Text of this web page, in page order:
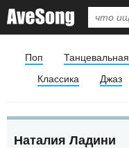
Поп Танцевальная
Классика
Джаз
Наталия Ладини